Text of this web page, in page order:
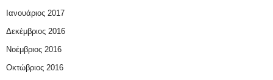
Ιανουάριος 2017
Δεκέμβριος 2016
Νοέμβριος 2016
Οκτώβριος 2016